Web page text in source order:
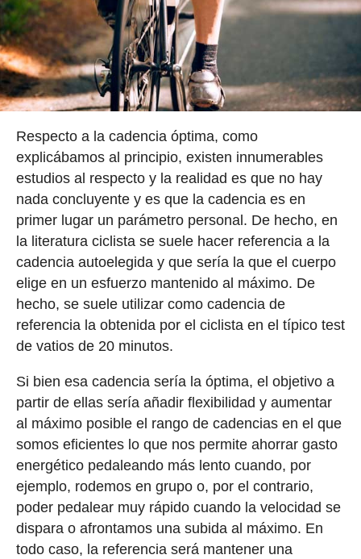
Respecto a la cadencia óptima, como
explicábamos al principio, existen innumerables
estudios al respecto y la realidad es que no hay
nada concluyente y es que la cadencia es en
primer lugar un parámetro personal. De hecho, en
la literatura ciclista se suele hacer referencia a la
cadencia autoelegida y que sería la que el cuerpo
elige en un esfuerzo mantenido al máximo. De
hecho, se suele utilizar como cadencia de
referencia la obtenida por el ciclista en el típico test
de vatios de 20 minutos.
Si bien esa cadencia sería la óptima, el objetivo a
partir de ellas sería añadir flexibilidad y aumentar
al máximo posible el rango de cadencias en el que
somos eficientes lo que nos permite ahorrar gasto
energético pedaleando más lento cuando, por
ejemplo, rodemos en grupo o, por el contrario,
poder pedalear muy rápido cuando la velocidad se
dispara o afrontamos una subida al máximo. En
todo caso, la referencia será mantener una